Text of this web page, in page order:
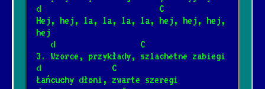
[Pink Floyd]
Welcome To The Machine
d                         C
Hej, hej, la, la, la, la, hej, hej, hej,
hej
   d                  C
3. Wzorce, przykłady, szlachetne zabiegi
d               C
Łańcuchy dłoni, zwarte szeregi